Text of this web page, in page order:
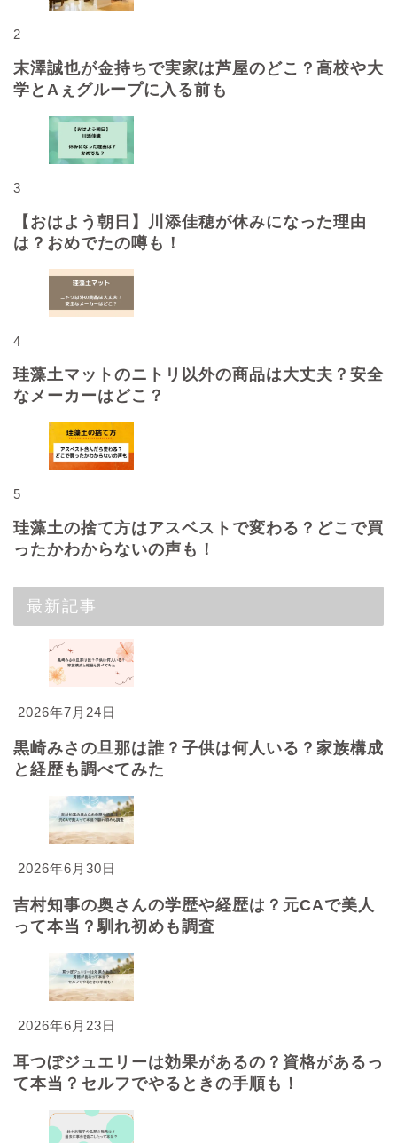
2
末澤誠也が金持ちで実家は芦屋のどこ？高校や大
学とAぇグループに入る前も
3
【おはよう朝日】川添佳穂が休みになった理由
は？おめでたの噂も！
4
珪藻土マットのニトリ以外の商品は大丈夫？安全
なメーカーはどこ？
5
珪藻土の捨て方はアスベストで変わる？どこで買
ったかわからないの声も！
最新記事
2026年7月24日
黒崎みさの旦那は誰？子供は何人いる？家族構成
と経歴も調べてみた
2026年6月30日
吉村知事の奥さんの学歴や経歴は？元CAで美人
って本当？馴れ初めも調査
2026年6月23日
耳つぼジュエリーは効果があるの？資格があるっ
て本当？セルフでやるときの手順も！